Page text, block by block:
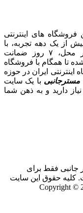
فروشگاه های اینترنتی
از یک دهه تجربه، با
پایبندی به سه اصل کلیدی، پرداخت در محل، ۷ روز ضمانت
تا همگام با فروشگاه‌
اینترنتی ایران در حوزه
مسترجانبی با یک سایت
دارید و به ذهن شما
جانبی فقط برای
کلیه حقوق این سایت